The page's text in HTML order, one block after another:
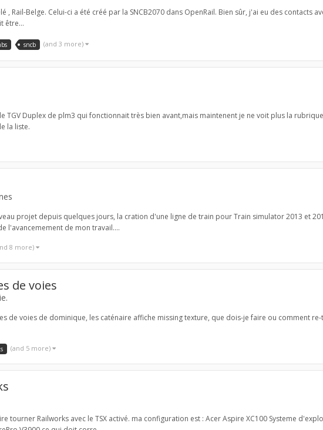
Rail-Belge. Celui-ci a été créé par la SNCB2070 dans OpenRail. Bien sûr, j'ai eu des contacts
être...
sncb (and 3 more)
TGV Duplex de plm3 qui fonctionnait très bien avant,mais maintenent je ne voit plus la
la liste.
projet depuis quelques jours, la cration d'une ligne de train pour Train simulator 2013 et
l'avancemement de mon travail....
8 more)
de voies
de voies de dominique, les caténaire affiche missing texture, que dois-je faire ou comment
(and 5 more)
Railworks avec le TSX activé. ma configuration est : Acer Aspire XC100 Systeme